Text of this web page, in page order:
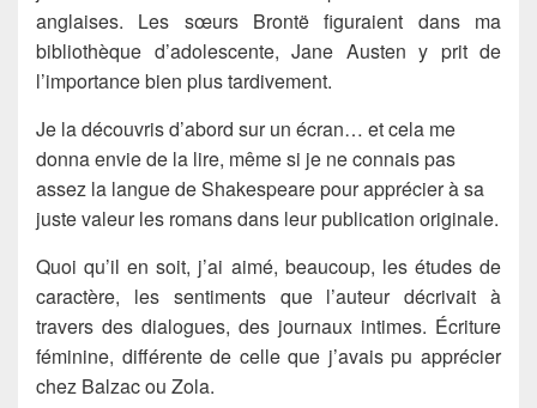
anglaises. Les sœurs Brontë figuraient dans ma
bibliothèque d’adolescente, Jane Austen y prit de
l’importance bien plus tardivement.
Je la découvris d’abord sur un écran… et cela me
donna envie de la lire, même si je ne connais pas
assez la langue de Shakespeare pour apprécier à sa
juste valeur les romans dans leur publication originale.
Quoi qu’il en soit, j’ai aimé, beaucoup, les études de
caractère, les sentiments que l’auteur décrivait à
travers des dialogues, des journaux intimes. Écriture
féminine, différente de celle que j’avais pu apprécier
chez Balzac ou Zola.